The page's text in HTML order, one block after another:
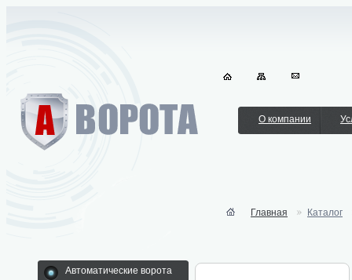
О компании
Автоматические ворота
Главная Каталог